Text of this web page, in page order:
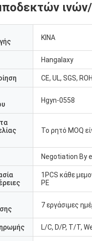
ινών/
ΚΙΝΑ
Hangalaxy
CE, UL, SGS,
Hgyn-0558
Το ρητό MOQ
Negotiation By
1PCS κάθε
PE
7 εργάσιμες
L/C, D/P, T/T,